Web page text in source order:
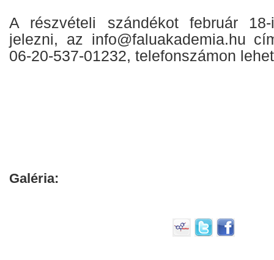
A részvételi szándékot február
jelezni, az info@faluakademia.hu
06-20-537-01232, telefonszámon
Galéria: